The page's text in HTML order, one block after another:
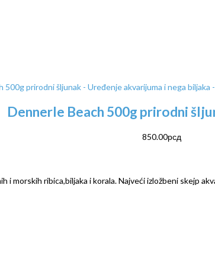
Dennerle Beach 500g prirodni
850.00рсд
ribica,biljaka i korala. Najveći izložbeni skejp